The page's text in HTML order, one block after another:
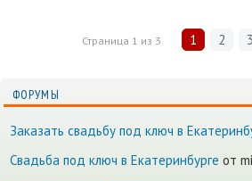
Страница 1 из 3 1 2 3
ФОРУМЫ
Заказать свадьбу под ключ в
Cвадьба под ключ в Екатеринбурге от